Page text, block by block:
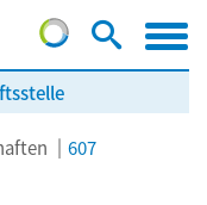
607